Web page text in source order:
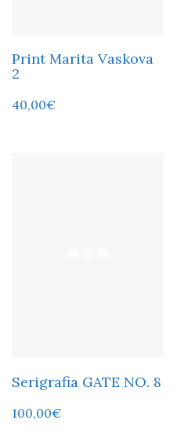
Print Marita Vaskova
2
40,00€
Serigrafia GATE NO. 8
100,00€